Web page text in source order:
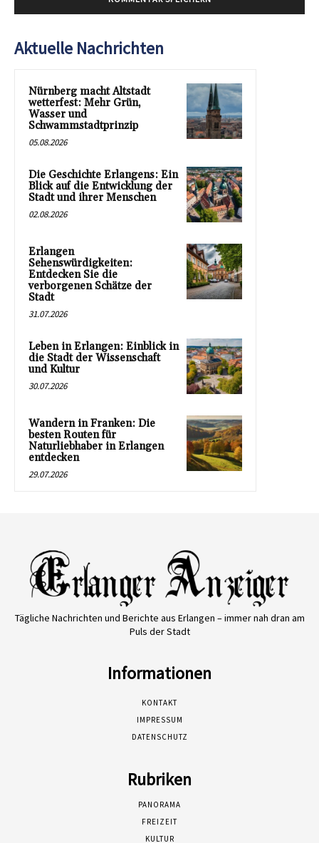
Aktuelle Nachrichten
Nürnberg macht Altstadt
wetterfest: Mehr Grün,
Wasser und
Schwammstadtprinzip
05.08.2026
Die Geschichte Erlangens: Ein
Blick auf die Entwicklung der
Stadt und ihrer Menschen
02.08.2026
Erlangen
Sehenswürdigkeiten:
Entdecken Sie die
verborgenen Schätze der
Stadt
31.07.2026
Leben in Erlangen: Einblick in
die Stadt der Wissenschaft
und Kultur
30.07.2026
Wandern in Franken: Die
besten Routen für
Naturliebhaber in Erlangen
entdecken
29.07.2026
Tägliche Nachrichten und Berichte aus Erlangen – immer nah dran am
Puls der Stadt
Informationen
KONTAKT
IMPRESSUM
DATENSCHUTZ
Rubriken
PANORAMA
FREIZEIT
KULTUR